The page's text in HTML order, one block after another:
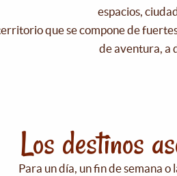
espacios,
que se compone de
de aventura, a
Los destinos
Para un día, un fin de semana o